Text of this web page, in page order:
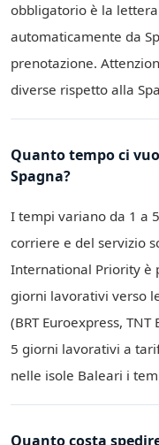
obbligatorio è la
automaticamente da
prenotazione.
diverse rispetto alla
Quanto tempo ci
Spagna?
I tempi variano da 1 a
corriere e del servizio
International Priority è
giorni lavorativi verso
(BRT Euroexpress,
5 giorni lavorativi a
nelle isole Baleari i
Quanto costa